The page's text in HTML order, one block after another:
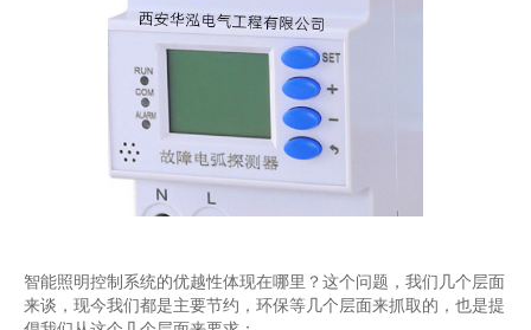
智能照明控制系统的优越性体现在哪里？这个问题，我们几个层面
来谈，现今我们都是主要节约，环保等几个层面来抓取的， 也是提